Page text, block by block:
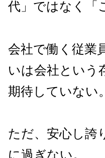
代」ではなく「
会社で働く従業
いは会社という
期待していない。
ただ、安心し誇
に過ぎない。